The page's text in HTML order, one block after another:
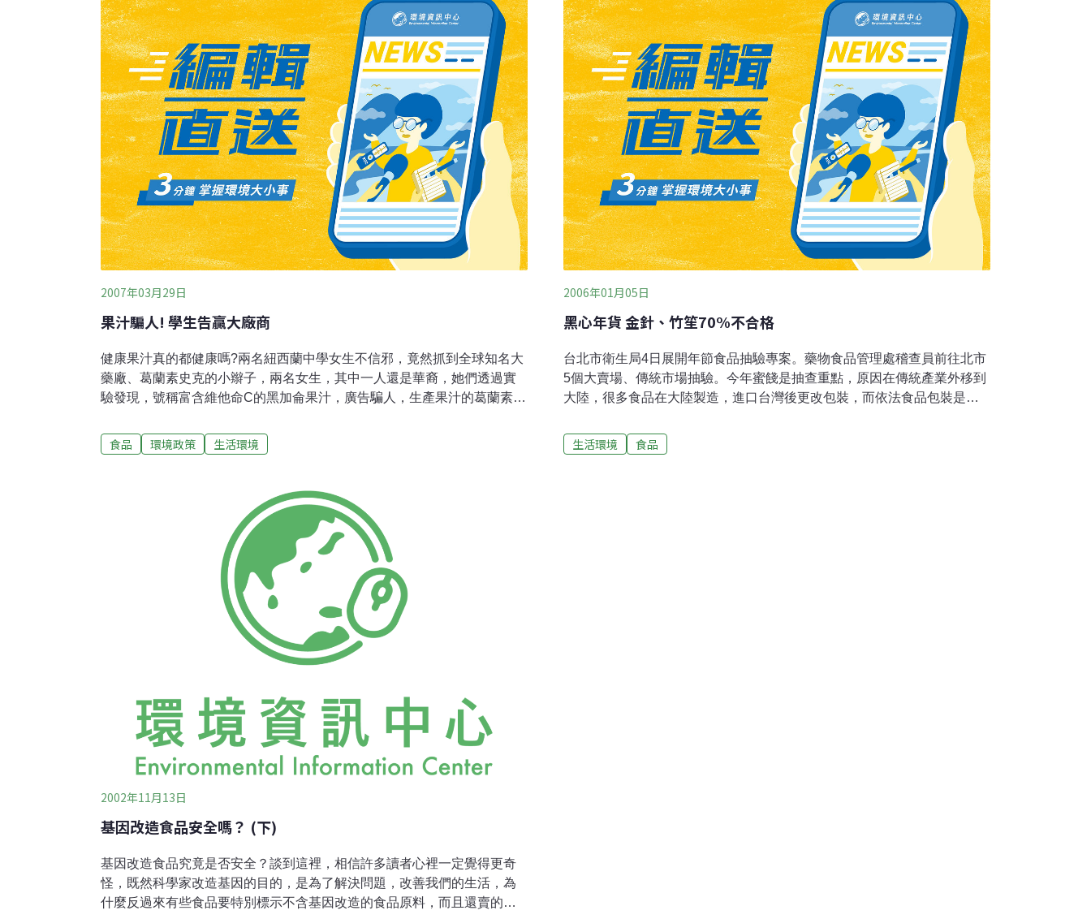
2007年03月29日
果汁騙人! 學生告贏大廠商
健康果汁真的都健康嗎?兩名紐西蘭中學女生不信邪，竟然抓到全球知名大
藥廠、葛蘭素史克的小辮子，兩名女生，其中一人還是華裔，她們透過實
驗發現，號稱富含維他命C的黑加侖果汁，廣告騙人，生產果汁的葛蘭素史
史克生產的利賓納黑加侖果汁，維他命C微乎其微，另一品牌的柳橙汁所含
的維他命C，幾乎是它的4倍。葛蘭素史克剛開始還不以為意，不料安娜和
違反15項公平交易法罪名，葛蘭素史克當庭認罪，承認廣告誤導消費者，
遭罰22萬7500紐幣，約合台幣540萬元，法院也下令葛蘭素史克，必須在
紐西蘭主要報紙刊登廣告更正，而利賓納黑加侖果汁，1930年問市，已風
行英國澳洲紐西蘭等22個國家。
食品 環境政策 生活環境
2006年01月05日
黑心年貨 金針、竹笙70%不合格
台北市衛生局4日展開年節食品抽驗專案。藥物食品管理處稽查員前往北市
5個大賣場、傳統市場抽驗。今年蜜餞是抽查重點，原因在傳統產業外移到
大陸，很多食品在大陸製造，進口台灣後更改包裝，而依法食品包裝是可
高的年節單項產品，以金針、竹笙的問題最嚴重，不合格率高達70％；而
比較容易逾期的食品有休閒零食、乳品、飲料和烘焙類。
生活環境 食品
2002年11月13日
基因改造食品安全嗎？ (下)
基因改造食品究竟是否安全？談到這裡，相信許多讀者心裡一定覺得更奇
怪，既然科學家改造基因的目的，是為了解決問題，改善我們的生活，為
什麼反過來有些食品要特別標示不含基因改造的食品原料，而且還賣的特